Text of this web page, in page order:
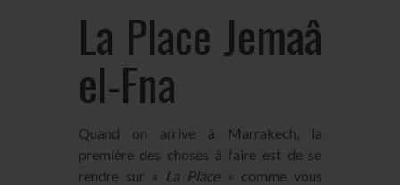
La Place Jemaâ
el-Fna
Quand on arrive à Marrakech, la
première des choses à faire est de se
rendre sur « La Place» comme vous